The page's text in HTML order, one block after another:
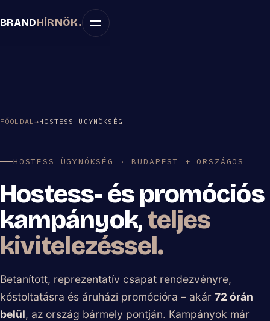
BRANDHÍRNÖK.
FŐOLDAL→HOSTESS ÜGYNÖKSÉG
HOSTESS ÜGYNÖKSÉG · BUDAPEST + ORSZÁGOS
Hostess- és promóciós
kampányok,teljes
kivitelezéssel.
Betanított, reprezentatív csapat rendezvényre,
kóstoltatásra és áruházi promócióra – akár 72 órán
belül, az ország bármely pontján. Kampányok már